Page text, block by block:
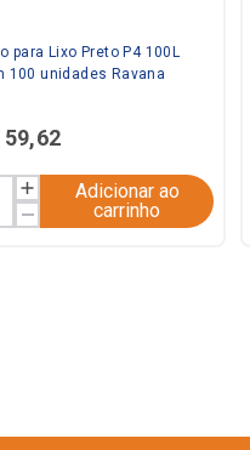
para Lixo Preto P4 100L
100 unidades Ravana
59,62
Adicionar ao
carrinho